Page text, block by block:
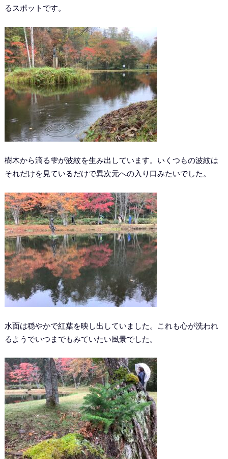
るスポットです。
樹木から滴る雫が波紋を生み出しています。いくつもの波紋は
それだけを見ているだけで異次元への入り口みたいでした。
水面は穏やかで紅葉を映し出していました。これも心が洗われ
るようでいつまでもみていたい風景でした。